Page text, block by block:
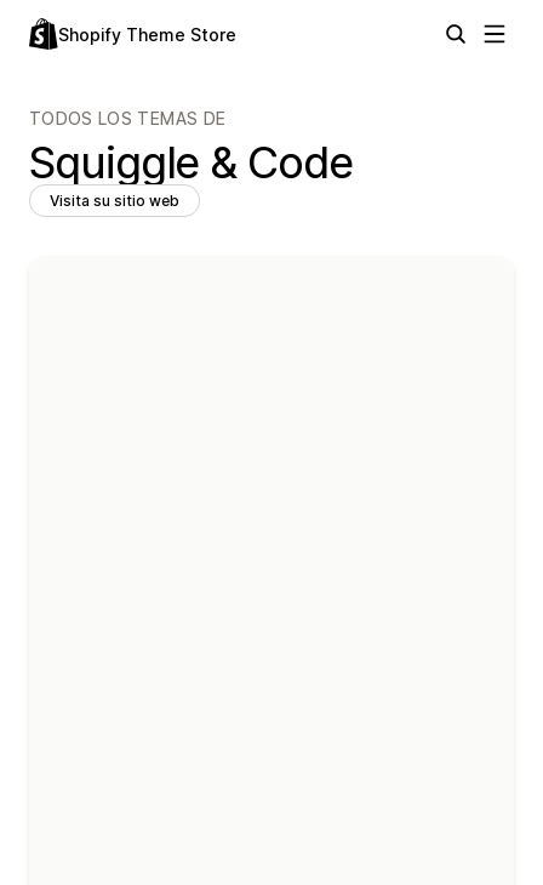
Shopify Theme Store
TODOS LOS TEMAS DE
Squiggle & Code
Visita su sitio web